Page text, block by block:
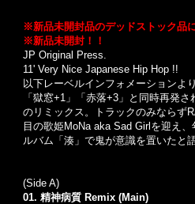
※新品未開封品のデッドストック品
※新品未開封！！
JP Original Press.
11' Very Nice Japanese Hip Hop !!
以下レーベルインフォメーションよ
「獄窓+1」「赤落+3」と同時再発
のリミックス。トラックのみならず
目の歌姫MoNa aka Sad Girlを迎え
ルバム「湊」で鬼が意識を置いたと
(Side A)
01. 精神病質 Remix (Main)